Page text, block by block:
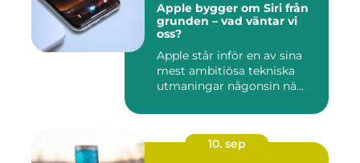
Apple bygger om Siri från
grunden – vad väntar vi
oss?
Apple står inför en av sina
mest ambitiösa tekniska
utmaningar någonsin nä...
10. sep